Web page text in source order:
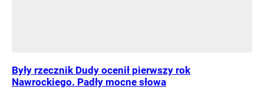
Były rzecznik Dudy ocenił pierwszy rok
Nawrockiego. Padły mocne słowa